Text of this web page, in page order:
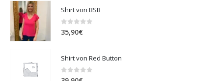
Shirt von BSB
0out of 5
35,90€
Shirt von Red Button
0 out of 5